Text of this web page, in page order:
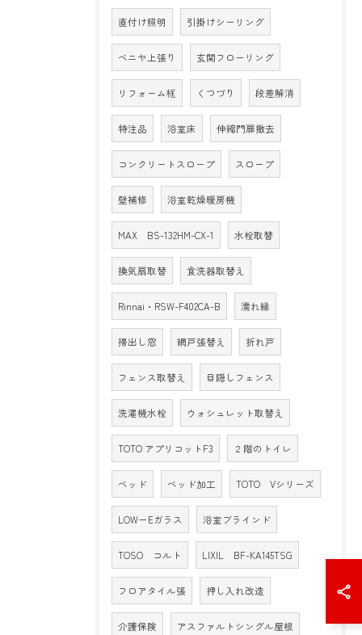
直付け照明 引掛けシーリング
ベニヤ上張り 玄関フローリング
リフォーム框 くつづり 段差解消
特注品 浴室床 伸縮門扉撤去
コンクリートスロープ スロープ
壁補修 浴室乾燥暖房機
MAX BS-132HM-CX-1 水栓取替
換気扇取替 食洗器取替え
Rinnai・RSW-F402CA-B 濡れ縁
掃出し窓 網戸張替え 折れ戸
フェンス取替え 目隠しフェンス
洗濯機水栓 ウォシュレット取替え
TOTO アプリコットF3 ２階のトイレ
ベッド ベッド加工 TOTO Vシリーズ
LOW－Eガラス 浴室ブラインド
TOSO コルト LIXIL BF-KA145TSG
フロアタイル張 押し入れ改造
介護保険 アスファルトシングル屋根